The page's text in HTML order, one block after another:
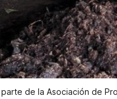
de la Asociación de